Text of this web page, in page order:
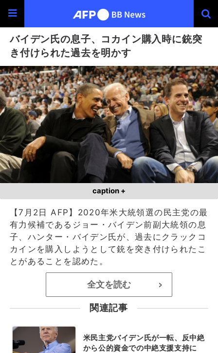
バイデン氏の息子、コカイン購入時に銃突
き付けられた過去を明かす
caption +
【7月2日 AFP】2020年米大統領選の民主党の最
有力候補であるジョー・バイデン前副大統領の息
子、ハンター・バイデン氏が、過去にクラックコ
カインを購入しようとして銃を突き付けられたこ
とがあることを認めた。
全文を読む >
関連記事
米民主党バイデン氏が一転、反中絶
から公的資金での中絶支援支持に